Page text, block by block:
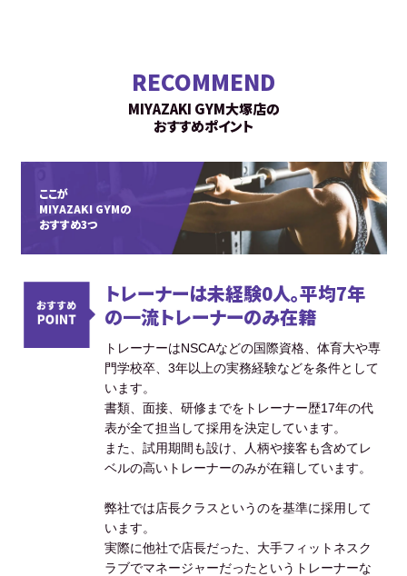
RECOMMEND
MIYAZAKI GYM大塚店の
おすすめポイント
ここが
MIYAZAKI GYMの
おすすめ3つ
トレーナーは未経験0人。平均7年
の一流トレーナーのみ在籍
トレーナーはNSCAなどの国際資格、体育大や専
門学校卒、3年以上の実務経験などを条件として
います。
書類、面接、研修までをトレーナー歴17年の代
表が全て担当して採用を決定しています。
また、試用期間も設け、人柄や接客も含めてレ
ベルの高いトレーナーのみが在籍しています。
弊社では店長クラスというのを基準に採用して
います。
実際に他社で店長だった、大手フィットネスク
ラブでマネージャーだったというトレーナーな